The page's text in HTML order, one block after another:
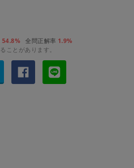
54.8% 全問正解率 1.9%
ことがあります。